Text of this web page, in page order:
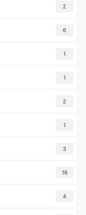
2
6
1
1
2
1
3
16
4